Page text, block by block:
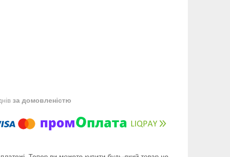
за домовленістю